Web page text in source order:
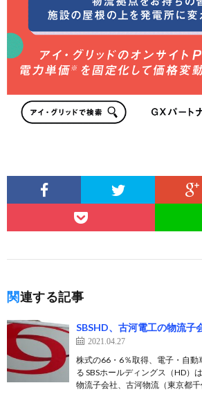
関連する記事
SBSHD、古河電工の物流子
2021.04.27
株式の66・6％取得、電子・自動
る SBSホールディングス（HD）
物流子会社、古河物流（東京都